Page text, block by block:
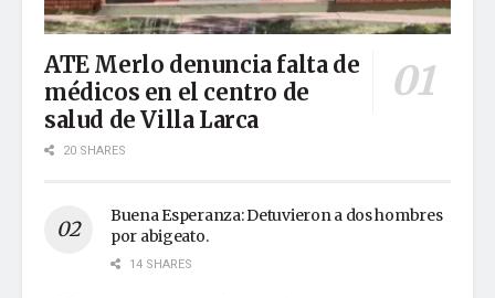
ATE Merlo denuncia falta de
médicos en el centro de
salud de Villa Larca
20 SHARES
Buena Esperanza: Detuvieron a dos hombres
por abigeato.
14 SHARES